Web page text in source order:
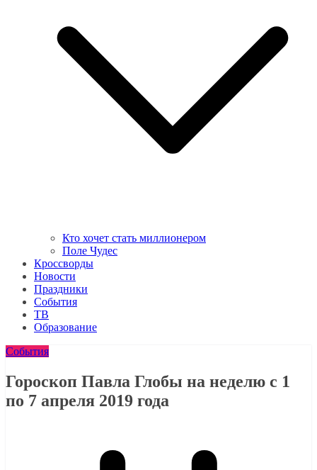
Кто хочет стать миллионером
Поле Чудес
Кроссворды
Новости
Праздники
События
ТВ
Образование
События
Гороскоп Павла Глобы на неделю с 1
по 7 апреля 2019 года